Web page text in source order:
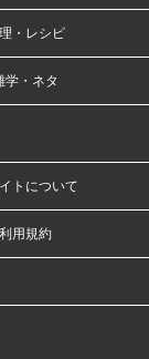
・レシピ
学・ネタ
トについて
利用規約